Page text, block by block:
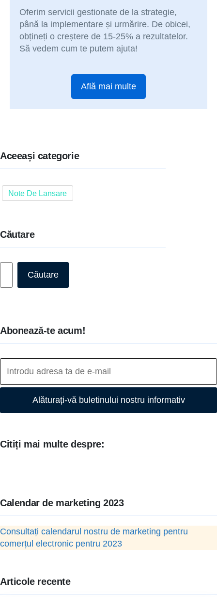
Oferim servicii gestionate de la strategie,
până la implementare și urmărire. De obicei,
obțineți o creștere de 15-25% a rezultatelor.
Să vedem cum te putem ajuta!
Află mai multe
Aceeași categorie
Note De Lansare
Căutare
Căutare
Abonează-te acum!
Alăturați-vă buletinului nostru informativ
Citiți mai multe despre:
Calendar de marketing 2023
Consultați calendarul nostru de marketing pentru
comerțul electronic pentru 2023
Articole recente